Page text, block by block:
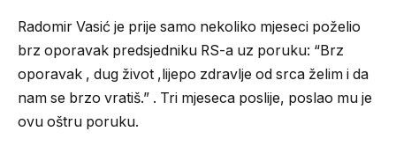
Radomir Vasić je prije samo nekoliko mjeseci poželio
brz oporavak predsjedniku RS-a uz poruku: “Brz
oporavak , dug život ,lijepo zdravlje od srca želim i da
nam se brzo vratiš.” . Tri mjeseca poslije, poslao mu je
ovu oštru poruku.